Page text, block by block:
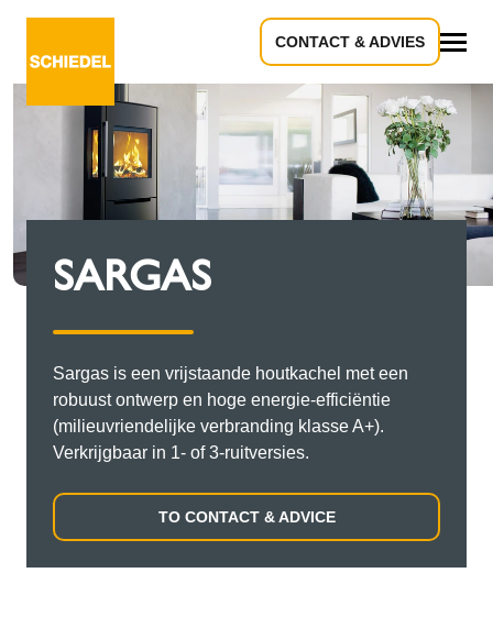
CONTACT & ADVIES
SARGAS
Sargas is een vrijstaande houtkachel met een
robuust ontwerp en hoge energie-efficiëntie
(milieuvriendelijke verbranding klasse A+).
Verkrijgbaar in 1- of 3-ruitversies.
TO CONTACT & ADVICE